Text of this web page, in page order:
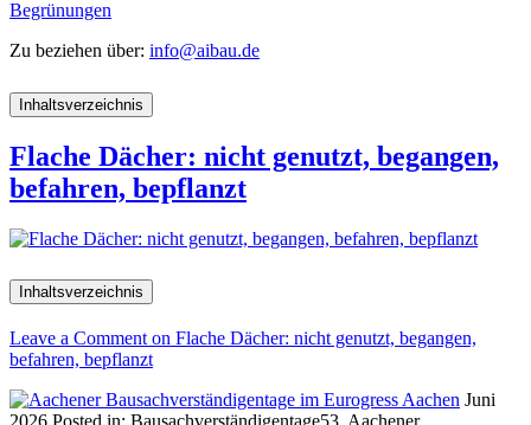
Zu beziehen über: info@aibau.de
Inhaltsverzeichnis
Flache Dächer: nicht genutzt, begangen,
befahren, bepflanzt
Inhaltsverzeichnis
Leave a Comment on Flache Dächer: nicht genutzt, begangen,
befahren, bepflanzt
Juni